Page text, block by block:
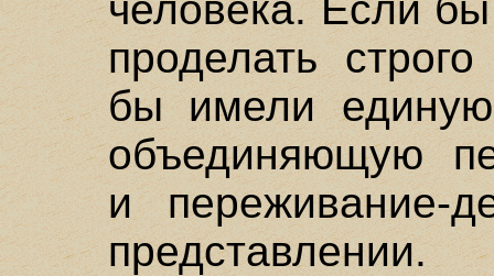
проделать
бы имели
объединяющую
и переживание-
представлении.